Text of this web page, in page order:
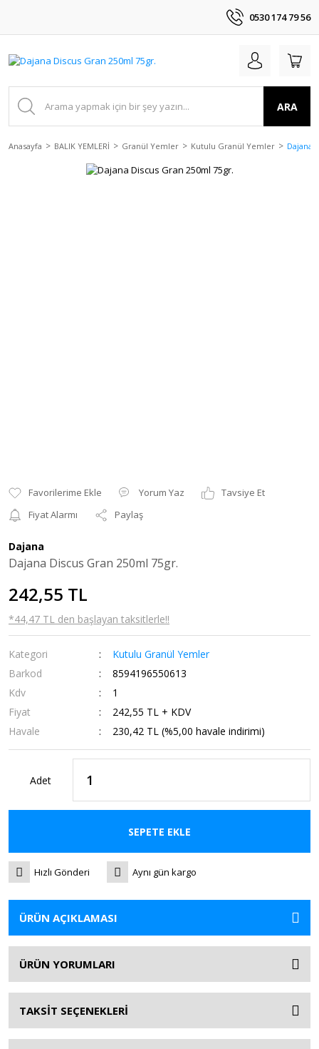
0530 174 79 56
ARA
Anasayfa BALIK YEMLERİ Granül Yemler Kutulu Granül Yemler Dajana
Yorum Yaz
Tavsiye Et
Fiyat Alarmı
Paylaş
Dajana
Dajana Discus Gran 250ml 75gr.
242,55 TL
*44,47 TL den başlayan taksitlerle!!
Kategori
Kutulu Granül Yemler
Barkod
8594196550613
Kdv
1
Fiyat
242,55 TL + KDV
Havale
230,42 TL (%5,00 havale indirimi)
Adet
SEPETE EKLE
Hızlı Gönderi Aynı gün kargo
ÜRÜN AÇIKLAMASI
ÜRÜN YORUMLARI
TAKSİT SEÇENEKLERİ